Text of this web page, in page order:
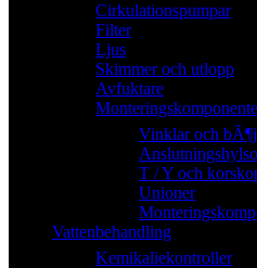
Cirkulationspumpar
Filter
Ljus
Skimmer och utlopp
Avfuktare
Vinklar och
T / Y och
Unioner
Vattenbehandling
Kemikaliekontroller